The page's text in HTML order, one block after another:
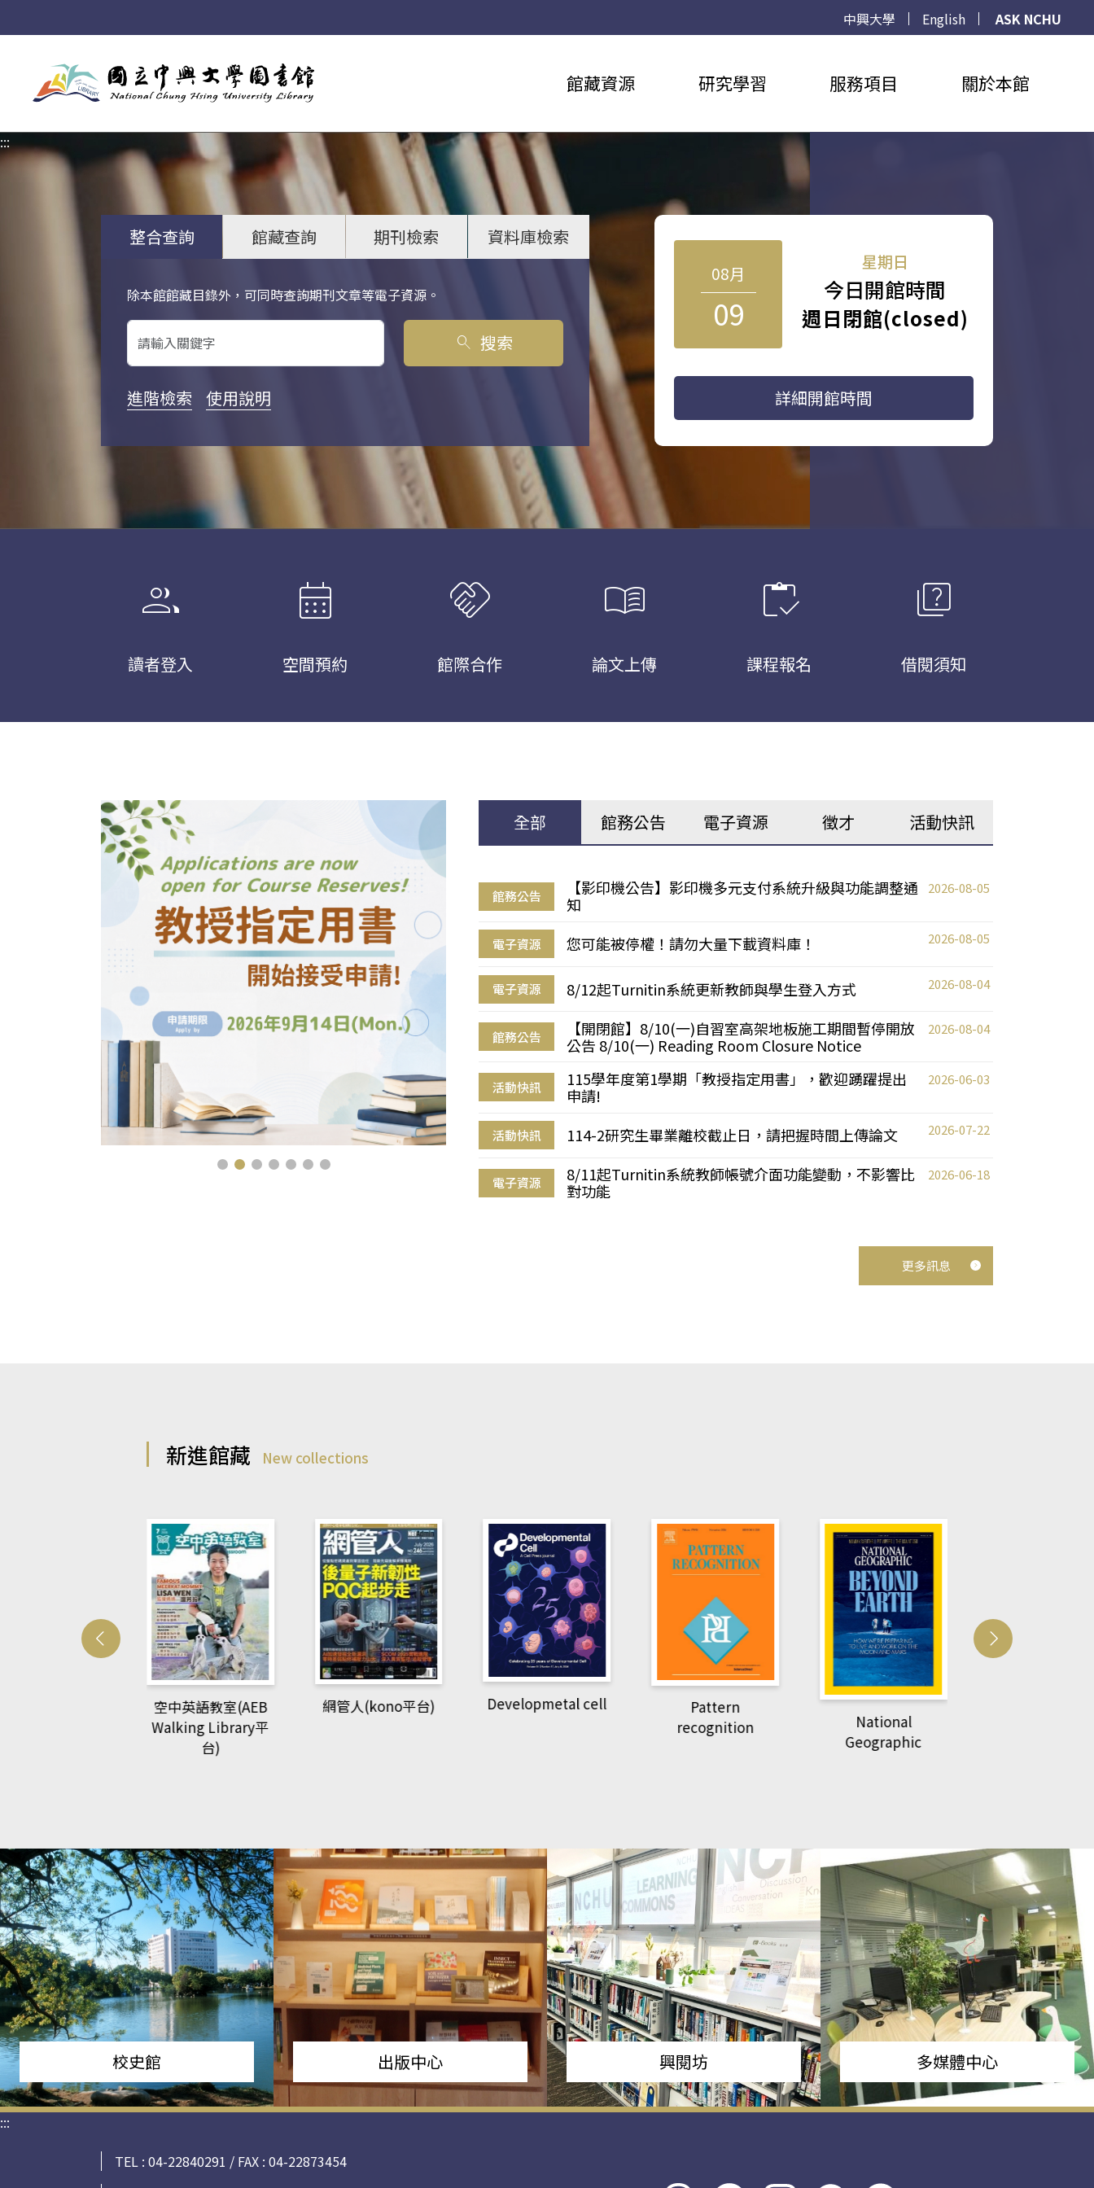
中興大學 English
ASK NCHU
館藏資源 研究學習 服務項目 關於本館
:::
整合查詢 館藏查詢 期刊檢索 資料庫檢索
除本館館藏目錄外，可同時查詢期刊文章等電子資源。
關鍵字搜尋
search 搜索
進階檢索 使用說明
08月
09
星期日
今日開館時間
週日閉館(closed)
詳細開館時間
group
讀者登入
calendar_month
空間預約
handshake
館際合作
menu_book
論文上傳
inventory
課程報名
quiz
借閱須知
全部 館務公告 電子資源 徵才 活動快訊
館務公告
【影印機公告】影印機多元支付系統升級與功能調整通
知
2026-08-05
電子資源 您可能被停權！請勿大量下載資料庫！ 2026-08-05
電子資源 8/12起Turnitin系統更新教師與學生登入方式 2026-08-04
館務公告
【開閉館】8/10(一)自習室高架地板施工期間暫停開放
公告 8/10(一) Reading Room Closure Notice
2026-08-04
活動快訊
115學年度第1學期「教授指定用書」，歡迎踴躍提出
申請!
2026-06-03
活動快訊 114-2研究生畢業離校截止日，請把握時間上傳論文 2026-07-22
電子資源
8/11起Turnitin系統教師帳號介面功能變動，不影響比
對功能
2026-06-18
更多訊息
新進館藏 New collections
網管人(kono平台) Developmetal cell
Pattern
National
Geographic
Harvard Business
Review
校史館 出版中心 興閱坊 多媒體中心
:::
TEL : 04-22840291 / FAX : 04-22873454